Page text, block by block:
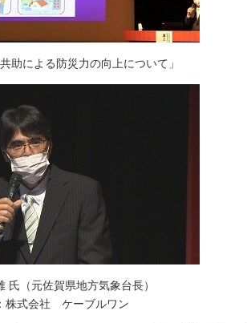
助による防災力の向上について」
氏（元佐賀県地方気象台長）
株式会社 ケーブルワン